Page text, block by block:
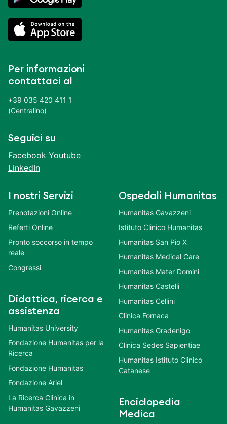
Per informazioni
contattaci al
+39 035 420 411 1
(Centralino)
Seguici su
Facebook Youtube
LinkedIn
I nostri Servizi
Prenotazioni Online
Referti Online
Pronto soccorso in tempo
reale
Congressi
Didattica, ricerca e
assistenza
Humanitas University
Fondazione Humanitas per la
Ricerca
Fondazione Humanitas
Fondazione Ariel
La Ricerca Clinica in
Humanitas Gavazzeni
Ospedali Humanitas
Humanitas Gavazzeni
Istituto Clinico Humanitas
Humanitas San Pio X
Humanitas Medical Care
Humanitas Mater Domini
Humanitas Castelli
Humanitas Cellini
Clinica Fornaca
Humanitas Gradenigo
Clinica Sedes Sapientiae
Humanitas Istituto Clinico
Catanese
Enciclopedia
Medica